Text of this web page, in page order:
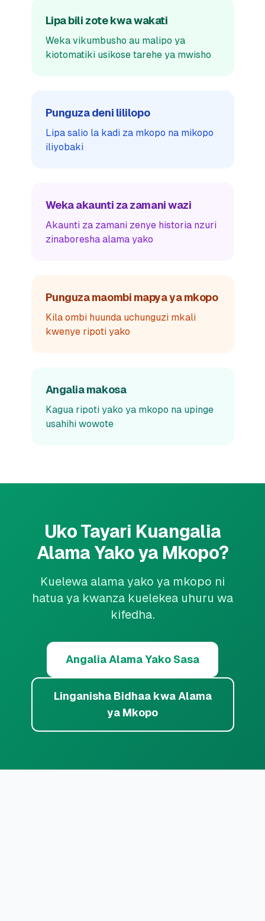
Lipa bili zote kwa wakati
Weka vikumbusho au malipo ya
kiotomatiki usikose tarehe ya mwisho
Punguza deni lililopo
Lipa salio la kadi za mkopo na mikopo
iliyobaki
Weka akaunti za zamani wazi
Akaunti za zamani zenye historia nzuri
zinaboresha alama yako
Punguza maombi mapya ya mkopo
Kila ombi huunda uchunguzi mkali
kwenye ripoti yako
Angalia makosa
Kagua ripoti yako ya mkopo na upinge
usahihi wowote
Uko Tayari Kuangalia
Alama Yako ya Mkopo?
Kuelewa alama yako ya mkopo ni
hatua ya kwanza kuelekea uhuru wa
kifedha.
Angalia Alama Yako Sasa
Linganisha Bidhaa kwa Alama
ya Mkopo